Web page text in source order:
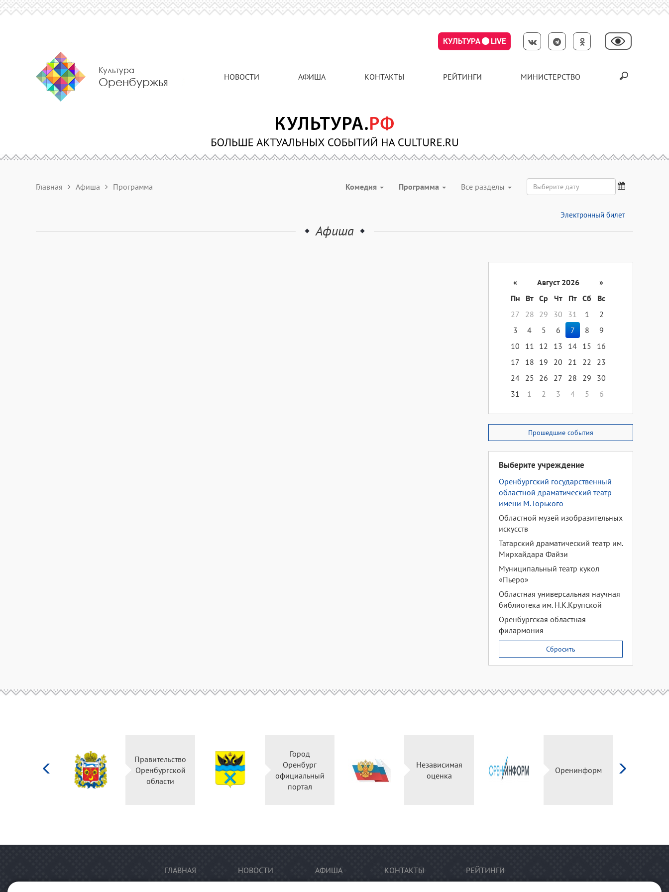
КУЛЬТУРА LIVE
Культура
Оренбуржья НОВОСТИ АФИША КОНТАКТЫ РЕЙТИНГИ МИНИСТЕРСТВО
Главная Афиша Программа Комедия Программа Все разделы
Электронный билет
Афиша
« Август 2026
»
Пн
Вт Ср Чт Пт Сб
Вс
27
28 29 30 31 1
2
3
4 5 6 7 8
9
10
11 12 13 14 15
16
17
18 19 20 21 22
23
24 25 26 27 28 29
30
31
1 2 3 4 5 6
Прошедшие события
Выберите учреждение
Оренбургский государственный
областной драматический театр
имени М. Горького
Областной музей изобразительных
искусств
Татарский драматический театр им.
Мирхайдара Файзи
Муниципальный театр кукол
«Пьеро»
Областная универсальная научная
библиотека им. Н.К.Крупской
Оренбургская областная
филармония
Сбросить
Правительство
Оренбургской
области
Город
Оренбург
официальный
портал
Независимая
оценка
Оренинформ
ГЛАВНАЯ НОВОСТИ АФИША КОНТАКТЫ РЕЙТИНГИ